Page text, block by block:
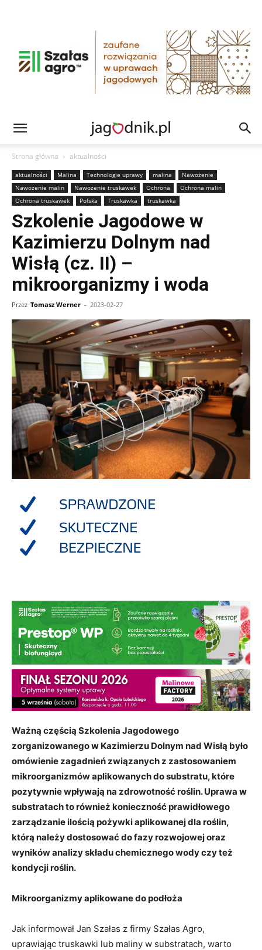
Strona główna aktualności
aktualności Malina Technologie uprawy malina
Nawożenie
Nawożenie malin
Nawożenie truskawek Ochrona
Ochrona malin
Ochrona truskawek
Polska Truskawka truskawka
Szkolenie Jagodowe w
Kazimierzu Dolnym nad
Wisłą (cz. II) –
mikroorganizmy i woda
Przez Tomasz Werner - 2023-02-27
Ważną częścią Szkolenia Jagodowego
zorganizowanego w Kazimierzu Dolnym nad Wisłą było
omówienie zagadnień związanych z zastosowaniem
mikroorganizmów aplikowanych do substratu, które
pozytywnie wpływają na zdrowotność roślin. Uprawa w
substratach to również konieczność prawidłowego
zarządzanie ilością pożywki aplikowanej dla roślin,
którą należy dostosować do fazy rozwojowej oraz
wyników analizy składu chemicznego wody czy też
kondycji roślin.
Mikroorganizmy aplikowane do podłoża
Jak informował Jan Szałas z firmy Szałas Agro,
uprawiając truskawki lub maliny w substratach, warto